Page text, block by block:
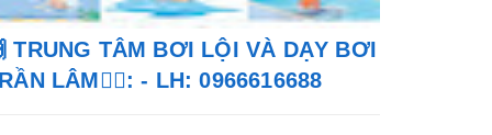
TRUNG TÂM BƠI LỘI VÀ DẠY BƠI
LÂM🏊‍♂️: - LH: 0966616688